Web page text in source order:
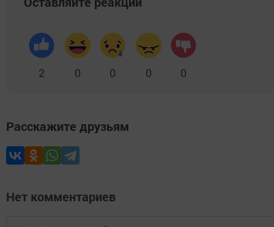
2 0 0 0 0
Расскажите друзьям
Нет комментариев